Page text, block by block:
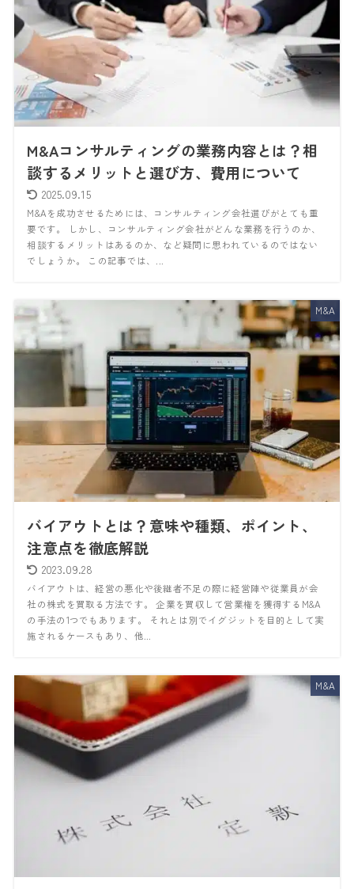
M&Aコンサルティングの業務内容とは？相
談するメリットと選び方、費用について
2025.09.15
M&Aを成功させるためには、コンサルティング会社選びがとても重
要です。 しかし、コンサルティング会社がどんな業務を行うのか、
相談するメリットはあるのか、など疑問に思われているのではない
でしょうか。 この記事では、...
M&A
バイアウトとは？意味や種類、ポイント、
注意点を徹底解説
2023.09.28
バイアウトは、経営の悪化や後継者不足の際に経営陣や従業員が会
社の株式を買取る方法です。 企業を買収して営業権を獲得するM&A
の手法の1つでもあります。 それとは別でイグジットを目的として実
施されるケースもあり、他...
M&A